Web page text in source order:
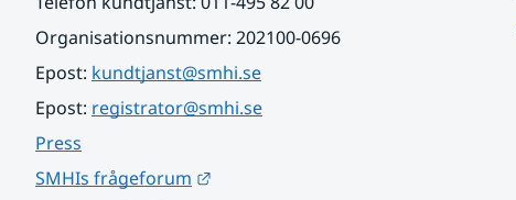
Organisationsnummer: 202100-0696
Epost: kundtjanst@smhi.se
Epost: registrator@smhi.se
Press
SMHIs frågeforum